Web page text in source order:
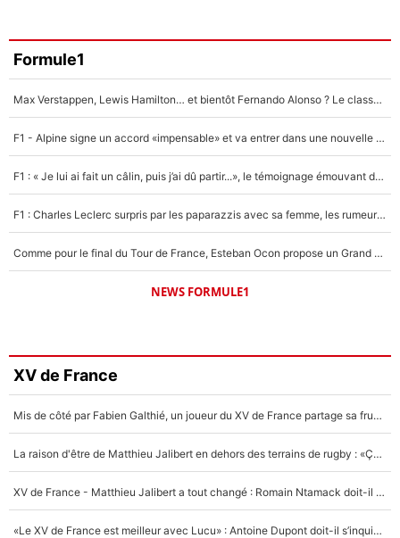
Formule1
Max Verstappen, Lewis Hamilton… et bientôt Fernando Alonso ? Le classement des pilotes les mieux payés en Formule 1 risque de changer !
F1 - Alpine signe un accord «impensable» et va entrer dans une nouvelle dimension : Grande nouvelle pour Pierre Gasly !
F1 : « Je lui ai fait un câlin, puis j’ai dû partir...», le témoignage émouvant de Max Verstappen sur sa fille
F1 : Charles Leclerc surpris par les paparazzis avec sa femme, les rumeurs étaient vraies !
Comme pour le final du Tour de France, Esteban Ocon propose un Grand Prix de Formule 1 à Paris : «Autour de l’Arc de Triomphe, ce serait génial» !
NEWS FORMULE1
XV de France
Mis de côté par Fabien Galthié, un joueur du XV de France partage sa frustration : «ils ne me l’ont pas dit tout de suite»
La raison d'être de Matthieu Jalibert en dehors des terrains de rugby : «Ça m'atteint autant que si tu touches à un membre de ma famille»
XV de France - Matthieu Jalibert a tout changé : Romain Ntamack doit-il s’inquiéter pour sa place à un an de la Coupe du monde ?
«Le XV de France est meilleur avec Lucu» : Antoine Dupont doit-il s’inquiéter pour sa place ?